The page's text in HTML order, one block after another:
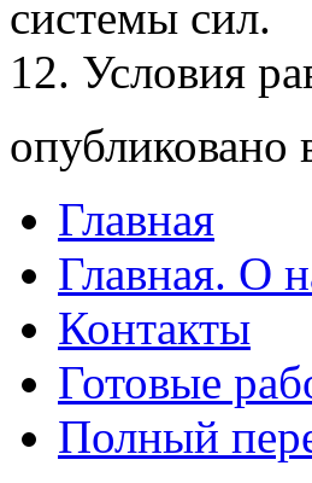
системы сил.
12. Условия
опубликовано
Главная
Главная. О
Контакты
Готовые
Полный